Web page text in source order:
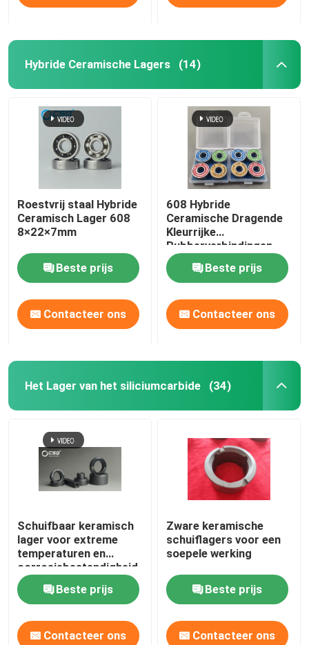
Hybride Ceramische Lagers (14)
Roestvrij staal Hybride
Ceramisch Lager 608
8×22×7mm
Beste prijs
Contacteer ons
608 Hybride
Ceramische Dragende
Kleurrijke
Rubberverbindingen
van het Siliciumnitride
Si3N4 Beste prijs
Contacteer ons
Het Lager van het siliciumcarbide (34)
Schuifbaar keramisch
lager voor extreme
temperaturen en
corrosiebestendigheid
Beste prijs
Contacteer ons
Zware keramische
schuiflagers voor een
soepele werking
Beste prijs
Contacteer ons